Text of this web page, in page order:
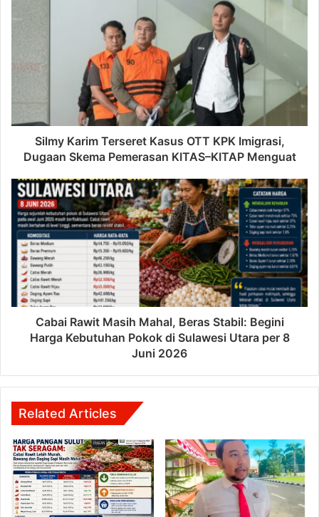
Silmy Karim Terseret Kasus OTT KPK Imigrasi,
Dugaan Skema Pemerasan KITAS–KITAP Menguat
Cabai Rawit Masih Mahal, Beras Stabil: Begini
Harga Kebutuhan Pokok di Sulawesi Utara per 8
Juni 2026
Related Articles